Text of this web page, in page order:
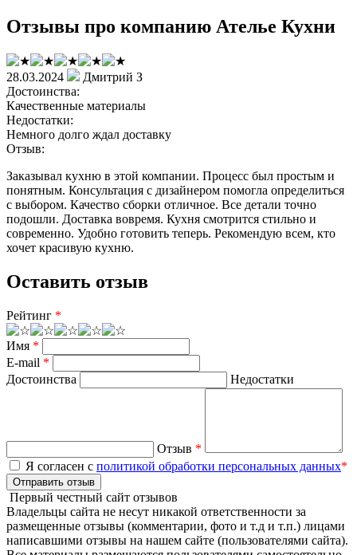
Отзывы про компанию Ателье Кухни
28.03.2024
Дмитрий З
Достоинства:
Качественные материалы
Недостатки:
Немного долго ждал доставку
Отзыв:
Заказывал кухню в этой компании. Процесс был простым и
понятным. Консультация с дизайнером помогла определиться
с выбором. Качество сборки отличное. Все детали точно
подошли. Доставка вовремя. Кухня смотрится стильно и
современно. Удобно готовить теперь. Рекомендую всем, кто
хочет красивую кухню.
Оставить отзыв
Рейтинг *
Имя *
E-mail *
Достоинства
Недостатки
Отзыв *
Я согласен с политикой обработки персональных данных*
Отправить отзыв
Первый честный сайт отзывов
Владельцы сайта не несут никакой ответственности за
размещенные отзывы (комментарии, фото и т.д и т.п.) лицами
написавшими отзывы на нашем сайте (пользователями сайта).